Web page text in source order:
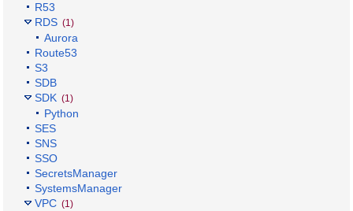
R53
RDS (1)
Aurora
Route53
S3
SDB
SDK (1)
Python
SES
SNS
SSO
SecretsManager
SystemsManager
VPC (1)